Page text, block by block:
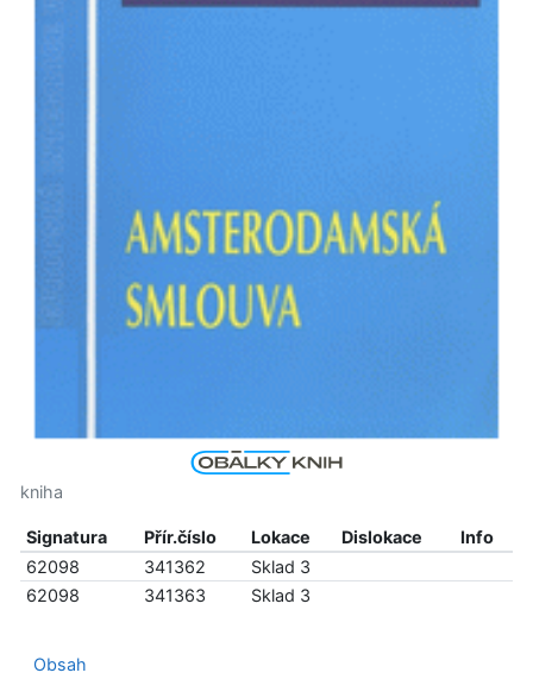
kniha
Signatura Přír.číslo Lokace Dislokace
Info
62098
341362
Sklad 3
62098
341363 Sklad 3
Obsah